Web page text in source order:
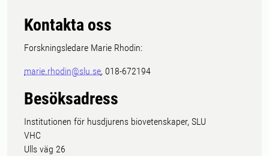
Kontakta oss
Forskningsledare Marie Rhodin:
marie.rhodin@slu.se, 018-672194
Besöksadress
Institutionen för husdjurens biovetenskaper, SLU
VHC
Ulls väg 26